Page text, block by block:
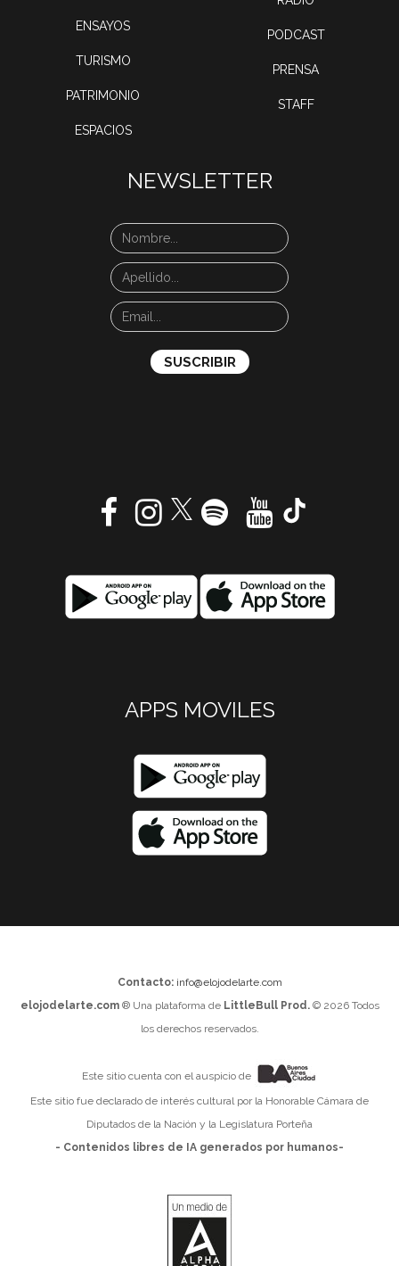
ENSAYOS
TURISMO
PATRIMONIO
ESPACIOS
PODCAST
PRENSA
STAFF
NEWSLETTER
APPS MOVILES
Contacto: info@elojodelarte.com
elojodelarte.com® Una plataforma de LittleBull Prod.© 2026 Todos
los derechos reservados.
Este sitio cuenta con el auspicio de
Este sitio fue declarado de interés cultural por la Honorable Cámara de
Diputados de la Nación y la Legislatura Porteña
- Contenidos libres de IA generados por humanos-